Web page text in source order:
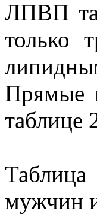
ЛПВП
только
Прямые
таблице
мужчин